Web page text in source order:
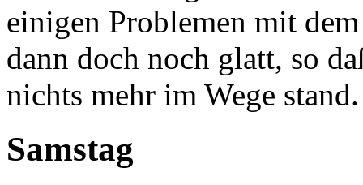
einigen Problemen mit
dann doch noch glatt, so
nichts mehr im Wege stand.
Samstag